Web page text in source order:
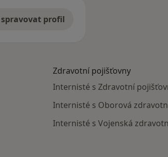
profil
Zdravotní pojišťovny
Internisté s Zdravotní
Internisté s Oborová
Internisté s Vojenská